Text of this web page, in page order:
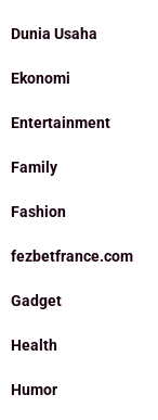
Dunia Usaha
Ekonomi
Entertainment
Family
Fashion
fezbetfrance.com
Gadget
Health
Humor